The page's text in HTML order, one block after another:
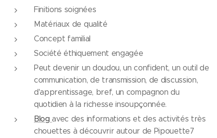
Finitions soignées
Matériaux de qualité
Concept familial
Société éthiquement engagée
Peut devenir un doudou, un confident, un outil de
communication, de transmission, de discussion,
d'apprentissage, bref, un compagnon du
quotidien à la richesse insoupçonnée.
Blog avec des informations et des activités très
chouettes à découvrir autour de Pipouette7